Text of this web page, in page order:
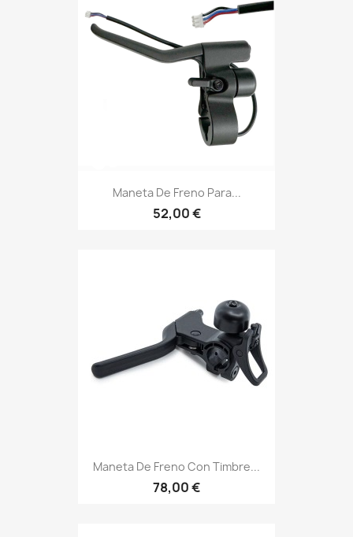
Maneta De Freno Para...
52,00 €
Maneta De Freno Con Timbre...
78,00 €